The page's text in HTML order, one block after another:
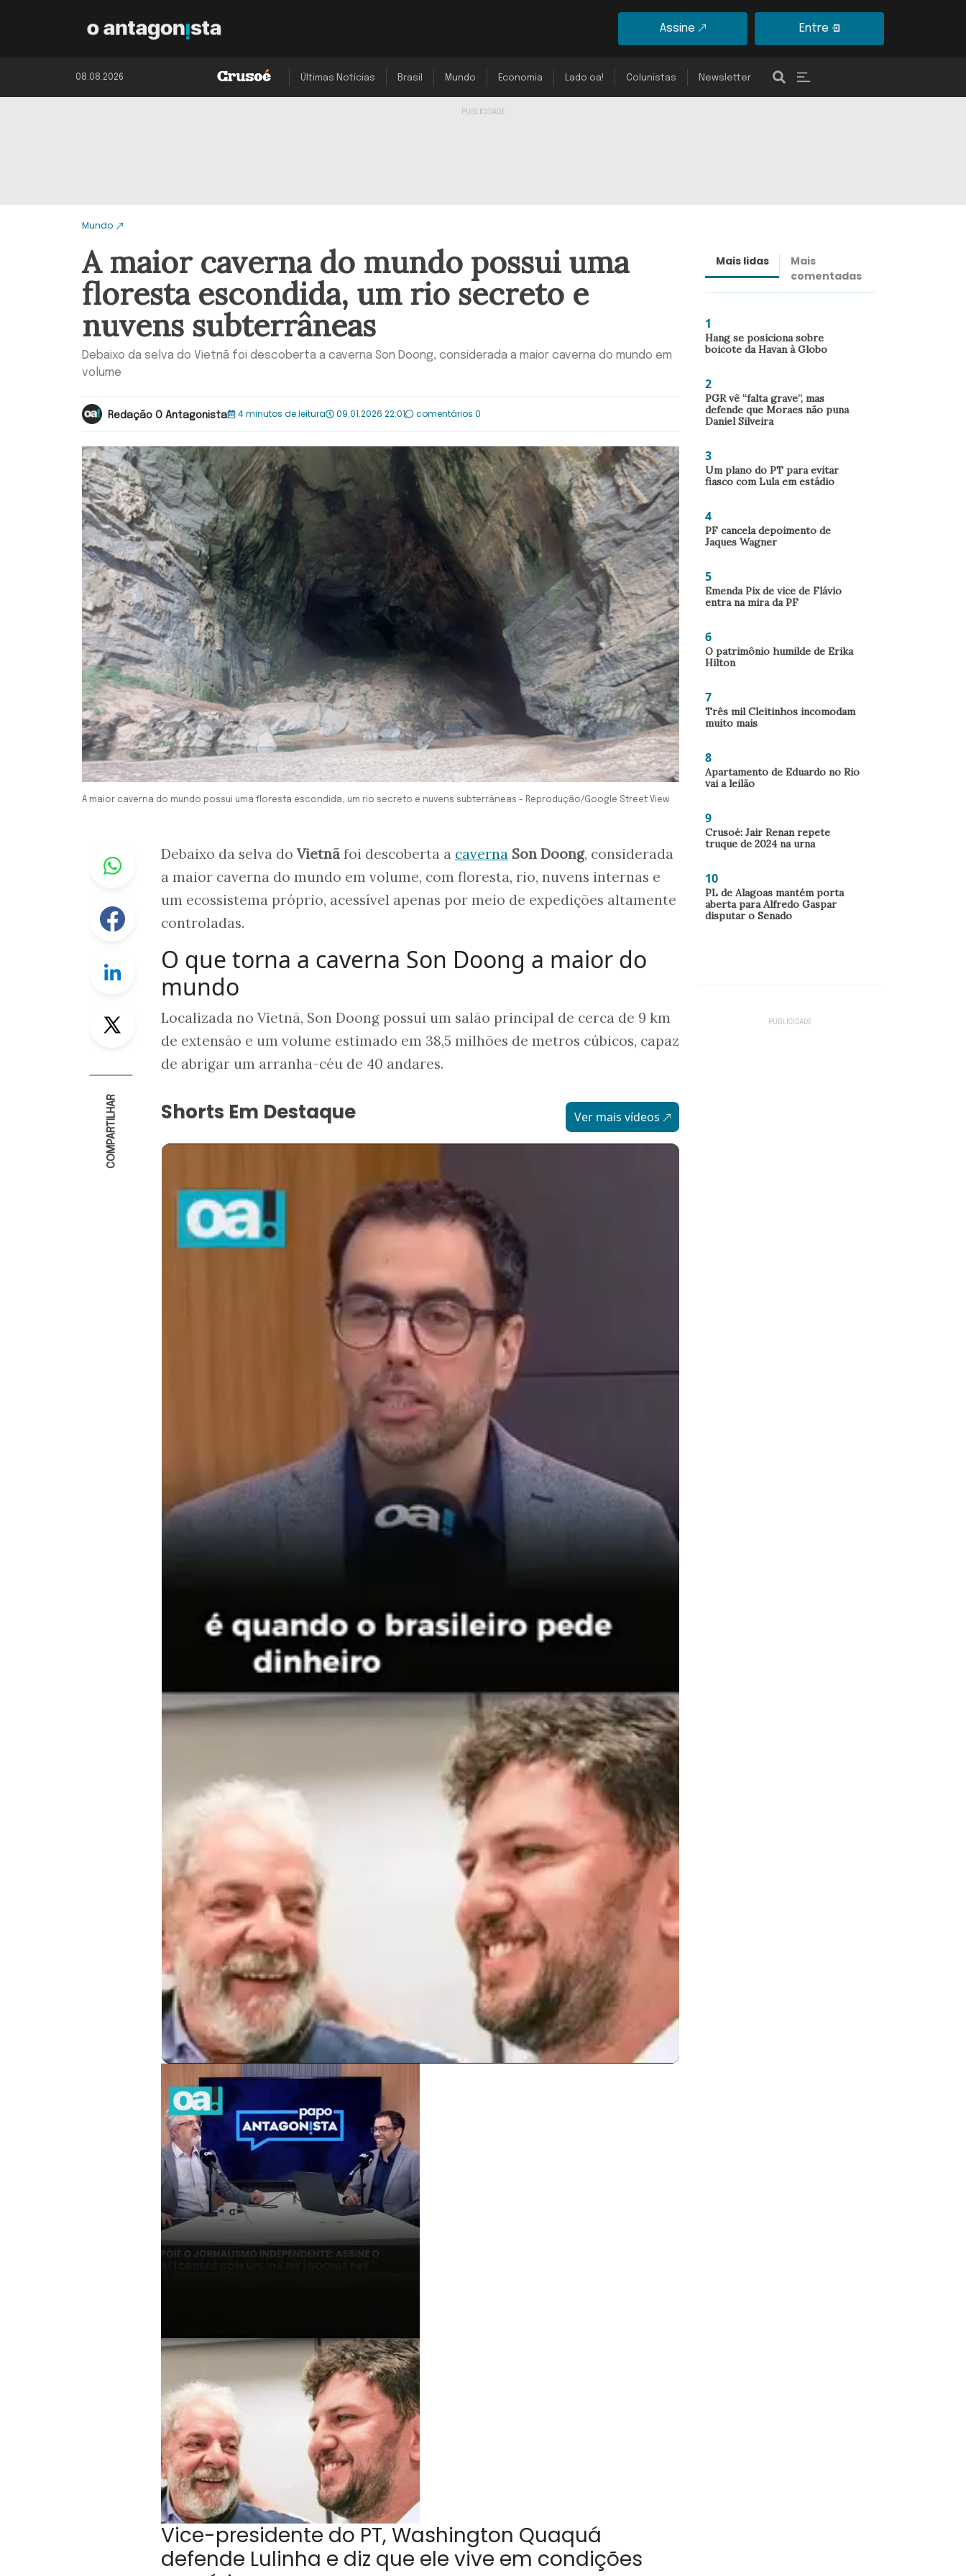
Assine Entre
08.08.2026 Últimas Notícias Brasil Mundo Economia Lado oa! Colunistas Newsletter
Mundo
A maior caverna do mundo possui uma
floresta escondida, um rio secreto e
nuvens subterrâneas
Debaixo da selva do Vietnã foi descoberta a caverna Son Doong, considerada a maior caverna do mundo em
volume
Redação O Antagonista 4 minutos de leitura 09.01.2026 22:01 comentários 0
A maior caverna do mundo possui uma floresta escondida, um rio secreto e nuvens subterrâneas - Reprodução/Google Street View
Whastapp
Facebook
Linkedin
Twitter
COMPARTILHAR
Debaixo da selva do Vietnã foi descoberta a caverna Son Doong, considerada
a maior caverna do mundo em volume, com floresta, rio, nuvens internas e
um ecossistema próprio, acessível apenas por meio de expedições altamente
controladas.
O que torna a caverna Son Doong a maior do
mundo
Localizada no Vietnã, Son Doong possui um salão principal de cerca de 9 km
de extensão e um volume estimado em 38,5 milhões de metros cúbicos, capaz
de abrigar um arranha-céu de 40 andares.
Shorts Em Destaque Ver mais vídeos
Vice-presidente do PT, Washington Quaquá
defende Lulinha e diz que ele vive em condições
Mais lidas
Mais
comentadas
1
Hang se posiciona sobre
boicote da Havan à Globo
2
PGR vê “falta grave”, mas
defende que Moraes não puna
Daniel Silveira
3
Um plano do PT para evitar
fiasco com Lula em estádio
4
PF cancela depoimento de
Jaques Wagner
5
Emenda Pix de vice de Flávio
entra na mira da PF
6
O patrimônio humilde de Erika
Hilton
7
Três mil Cleitinhos incomodam
muito mais
8
Apartamento de Eduardo no Rio
vai a leilão
9
Crusoé: Jair Renan repete
truque de 2024 na urna
10
PL de Alagoas mantém porta
aberta para Alfredo Gaspar
disputar o Senado